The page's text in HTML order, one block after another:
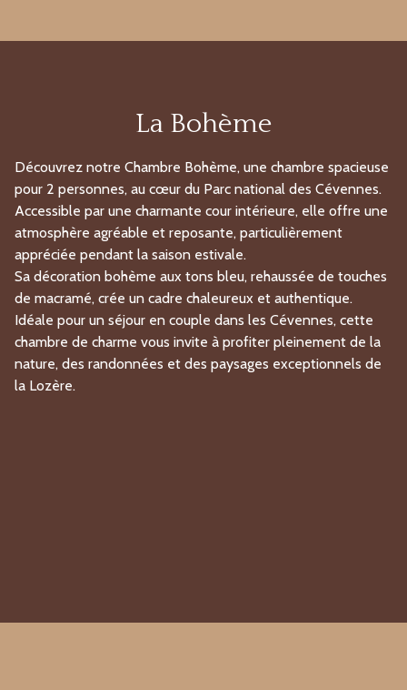
La Bohème
Découvrez notre Chambre Bohème, une chambre spacieuse
pour 2 personnes, au cœur du Parc national des Cévennes.
Accessible par une charmante cour intérieure, elle offre une
atmosphère agréable et reposante, particulièrement
appréciée pendant la saison estivale.
Sa décoration bohème aux tons bleu, rehaussée de touches
de macramé, crée un cadre chaleureux et authentique.
Idéale pour un séjour en couple dans les Cévennes, cette
chambre de charme vous invite à profiter pleinement de la
nature, des randonnées et des paysages exceptionnels de
la Lozère.